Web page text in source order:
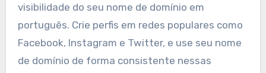
visibilidade do seu nome de domínio em
português. Crie perfis em redes populares como
Facebook, Instagram e Twitter, e use seu nome
de domínio de forma consistente nessas